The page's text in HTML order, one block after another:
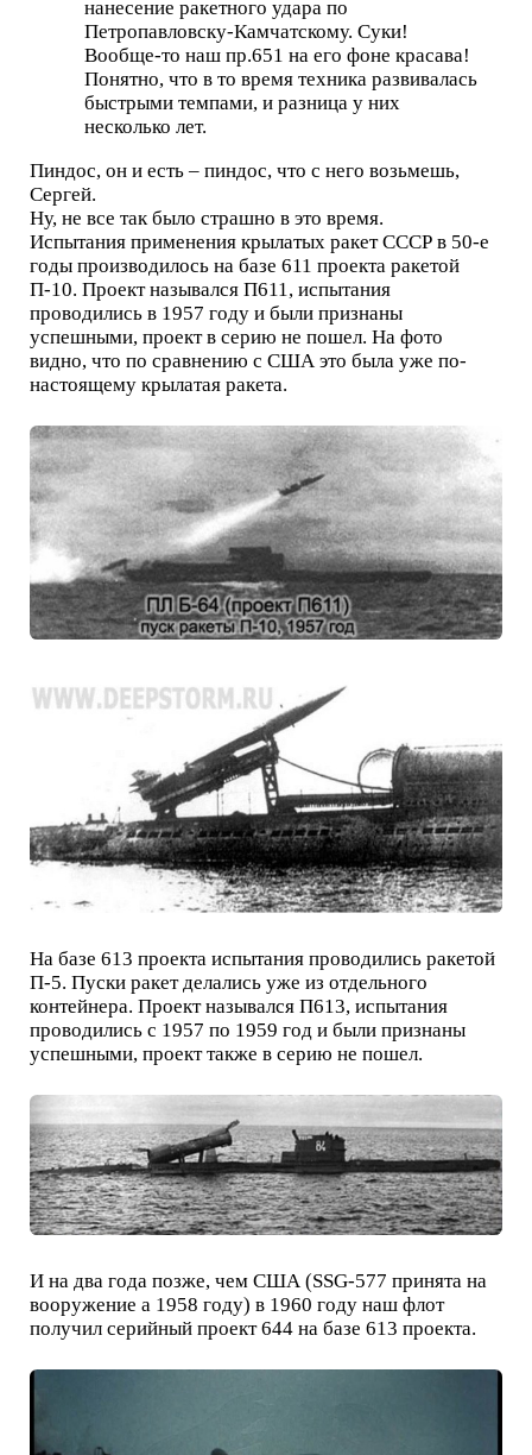
нанесение ракетного удара по
Петропавловску-Камчатскому. Суки!
Вообще-то наш пр.651 на его фоне красава!
Понятно, что в то время техника развивалась
быстрыми темпами, и разница у них
несколько лет.
Пиндос, он и есть – пиндос, что с него возьмешь,
Сергей.
Ну, не все так было страшно в это время.
Испытания применения крылатых ракет СССР в 50-е
годы производилось на базе 611 проекта ракетой
П-10. Проект назывался П611, испытания
проводились в 1957 году и были признаны
успешными, проект в серию не пошел. На фото
видно, что по сравнению с США это была уже по-
настоящему крылатая ракета.
На базе 613 проекта испытания проводились ракетой
П-5. Пуски ракет делались уже из отдельного
контейнера. Проект назывался П613, испытания
проводились с 1957 по 1959 год и были признаны
успешными, проект также в серию не пошел.
И на два года позже, чем США (SSG-577 принята на
вооружение а 1958 году) в 1960 году наш флот
получил серийный проект 644 на базе 613 проекта.